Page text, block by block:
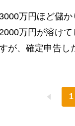
万円ほど儲
万円が溶け
が、確定申告
1